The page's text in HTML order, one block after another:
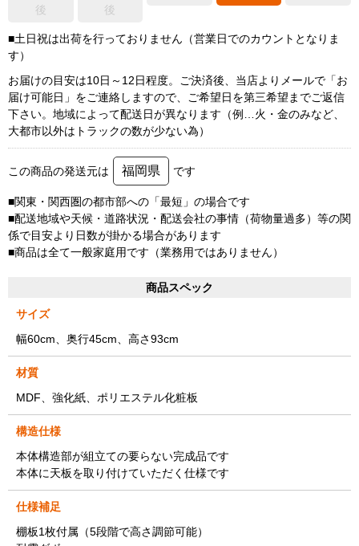
後
後
■土日祝は出荷を行っておりません（営業日でのカウントとなりま
す）
お届けの目安は10日～12日程度。ご決済後、当店よりメールで「お
届け可能日」をご連絡しますので、ご希望日を第三希望までご返信
下さい。地域によって配送日が異なります（例…火・金のみなど、
大都市以外はトラックの数が少ない為）
この商品の発送元は 福岡県 です
■関東・関西圏の都市部への「最短」の場合です
■配送地域や天候・道路状況・配送会社の事情（荷物量過多）等の関
係で目安より日数が掛かる場合があります
■商品は全て一般家庭用です（業務用ではありません）
商品スペック
サイズ
幅60cm、奥行45cm、高さ93cm
材質
MDF、強化紙、ポリエステル化粧板
構造仕様
本体構造部が組立ての要らない完成品です
本体に天板を取り付けていただく仕様です
仕様補足
棚板1枚付属（5段階で高さ調節可能）